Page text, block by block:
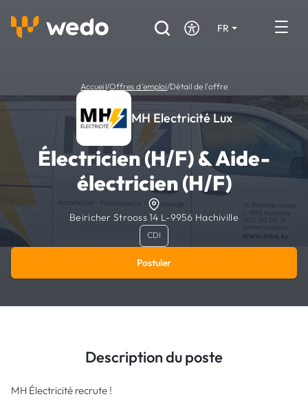
FR
Demande de devis
Réalisations
Aides et subventions
Offres d'emploi
Vous êtes un Artisan ?
Connexion
Accueil/Offres d'emploi/Détail de l'offre
MH Electricité Lux
Électricien (H/F) & Aide-
électricien (H/F)
Beiricher Strooss 14 L-9956 Hachiville
CDI
Postuler
Description du poste
MH Électricité recrute !